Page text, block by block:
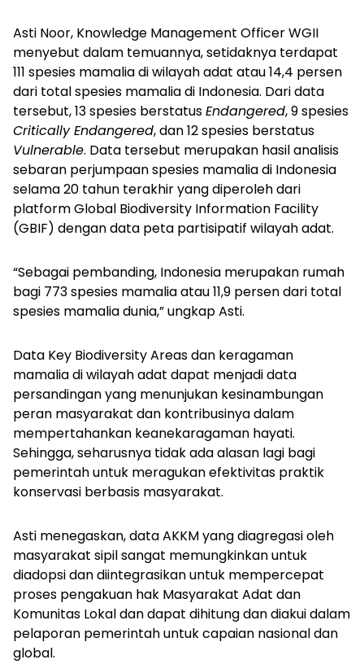
Asti Noor, Knowledge Management Officer WGII
menyebut dalam temuannya, setidaknya terdapat
111 spesies mamalia di wilayah adat atau 14,4 persen
dari total spesies mamalia di Indonesia. Dari data
tersebut, 13 spesies berstatusEndangered, 9 spesies
Critically Endangered, dan 12 spesies berstatus
Vulnerable. Data tersebut merupakan hasil analisis
sebaran perjumpaan spesies mamalia di Indonesia
selama 20 tahun terakhir yang diperoleh dari
platform Global Biodiversity Information Facility
(GBIF) dengan data peta partisipatif wilayah adat.
“Sebagai pembanding, Indonesia merupakan rumah
bagi 773 spesies mamalia atau 11,9 persen dari total
spesies mamalia dunia,” ungkap Asti.
Data Key Biodiversity Areas dan keragaman
mamalia di wilayah adat dapat menjadi data
persandingan yang menunjukan kesinambungan
peran masyarakat dan kontribusinya dalam
mempertahankan keanekaragaman hayati.
Sehingga, seharusnya tidak ada alasan lagi bagi
pemerintah untuk meragukan efektivitas praktik
konservasi berbasis masyarakat.
Asti menegaskan, data AKKM yang diagregasi oleh
masyarakat sipil sangat memungkinkan untuk
diadopsi dan diintegrasikan untuk mempercepat
proses pengakuan hak Masyarakat Adat dan
Komunitas Lokal dan dapat dihitung dan diakui dalam
pelaporan pemerintah untuk capaian nasional dan
global.